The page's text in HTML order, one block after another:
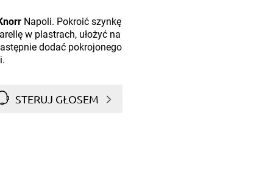
Napoli. Pokroić szynkę
w plastrach, ułożyć na
dodać pokrojonego
STERUJ GŁOSEM